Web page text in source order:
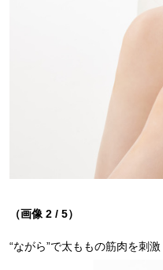
（画像 2 / 5）
“ながら”で太ももの筋肉を刺激